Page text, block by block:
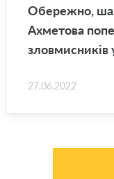
Обережно,
Ахметова
зловмисників
27.06.2022